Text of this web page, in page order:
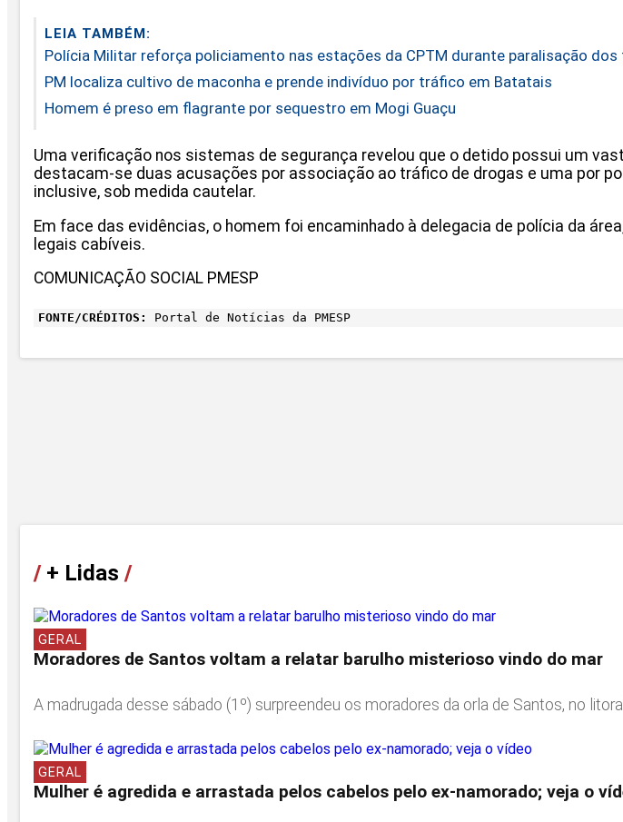
LEIA TAMBÉM:
Polícia Militar reforça policiamento nas estações da CPTM durante paralisação dos
PM localiza cultivo de maconha e prende indivíduo por tráfico em Batatais
Homem é preso em flagrante por sequestro em Mogi Guaçu
Uma verificação nos sistemas de segurança revelou que o detido possui um
destacam-se duas acusações por associação ao tráfico de drogas e uma por
inclusive, sob medida cautelar.
Em face das evidências, o homem foi encaminhado à delegacia de polícia da
legais cabíveis.
COMUNICAÇÃO SOCIAL PMESP
FONTE/CRÉDITOS: Portal de Notícias da PMESP
/+ Lidas /
GERAL
Moradores de Santos voltam a relatar barulho misterioso vindo do mar
A madrugada desse sábado (1º) surpreendeu os moradores da orla de Santos, no
GERAL
Mulher é agredida e arrastada pelos cabelos pelo ex-namorado; veja o